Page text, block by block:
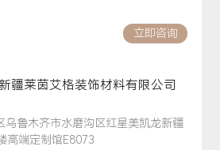
立即咨询
疆莱茵艾格装饰材料有限公司
乌鲁木齐市水磨沟区红星美凯龙新疆
高端定制馆E8073